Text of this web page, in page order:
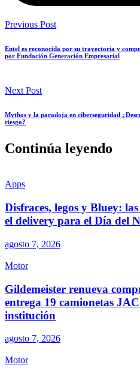
Previous Post
Entel es reconocida por su trayectoria y
por Fundación Generación Empresarial
Next Post
Mythos y la paradoja en ciberseguridad
riesgo?
Continúa leyendo
Apps
Disfraces, legos y Bluey:
el delivery para el Día del
agosto 7, 2026
Motor
Gildemeister renueva
entrega 19 camionetas
institución
agosto 7, 2026
Motor